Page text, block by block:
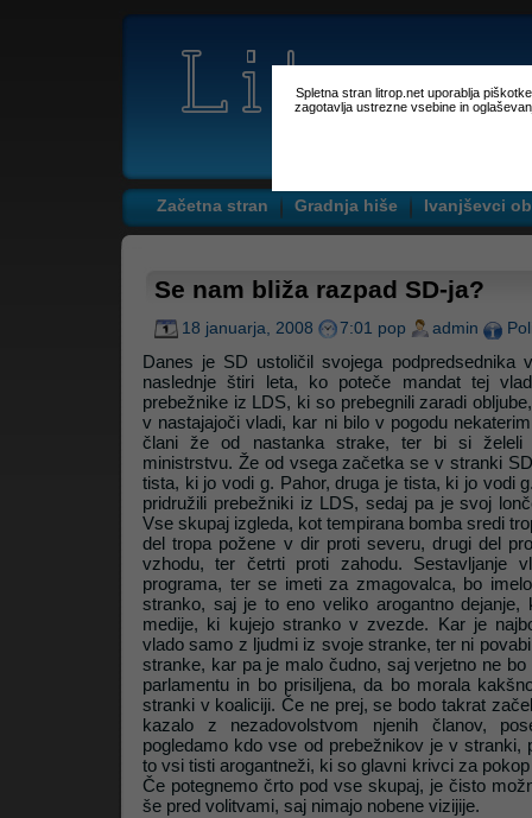
Spletna stran litrop.net uporablja
zagotavlja ustrezne vsebine in
Litrop.net
Začetna stran Gradnja hiše Ivanjševci
Se nam bliža razpad SD-ja?
18 januarja, 2008 7:01 pop admin
Danes je SD ustoličil svojega podpredsednika
naslednje štiri leta, ko poteče mandat tej
prebežnike iz LDS, ki so prebegnili zaradi
v nastajajoči vladi, kar ni bilo v pogodu
člani že od nastanka strake, ter bi si želeli
ministrstvu. Že od vsega začetka se v stranki
tista, ki jo vodi g. Pahor, druga je tista, ki jo vodi
pridružili prebežniki iz LDS, sedaj pa je svoj
Vse skupaj izgleda, kot tempirana bomba sredi
del tropa požene v dir proti severu, drugi del
vzhodu, ter četrti proti zahodu. Sestavljanje
programa, ter se imeti za zmagovalca, bo
stranko, saj je to eno veliko arogantno dejanje,
medije, ki kujejo stranko v zvezde. Kar je
vlado samo z ljudmi iz svoje stranke, ter ni
stranke, kar pa je malo čudno, saj verjetno ne
parlamentu in bo prisiljena, da bo morala
stranki v koaliciji. Če ne prej, se bodo takrat
kazalo z nezadovolstvom njenih članov,
pogledamo kdo vse od prebežnikov je v stranki,
to vsi tisti arogantneži, ki so glavni krivci za
Če potegnemo črto pod vse skupaj, je čisto
še pred volitvami, saj nimajo nobene vizijije.